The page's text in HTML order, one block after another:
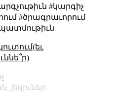
#կարգիչ
#ծրագրաւորում